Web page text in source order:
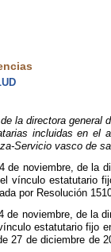
la directora
incluidas en
Servicio vasco de
de noviembre, de la
vínculo estatutario
por Resolución
de noviembre, de la
estatutario fijo
27 de diciembre de